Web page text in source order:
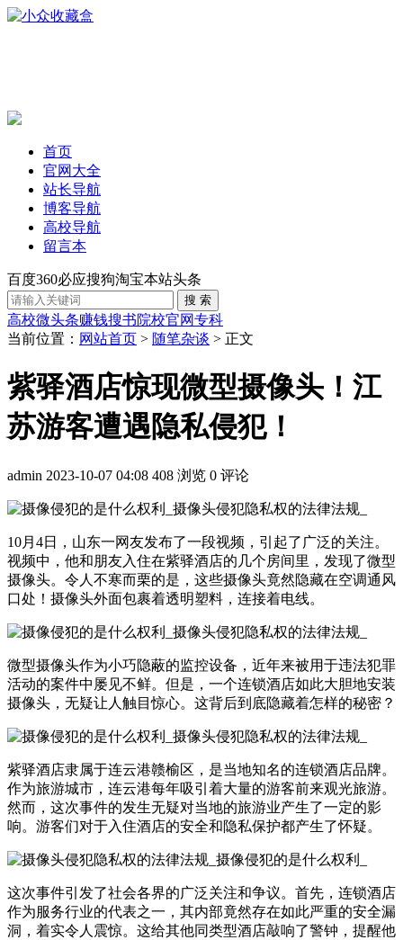
首页
官网大全
站长导航
博客导航
高校导航
留言本
百度360必应搜狗淘宝本站头条
高校微头条赚钱搜书院校官网专科
当前位置： 网站首页 > 随笔杂谈 > 正文
紫驿酒店惊现微型摄像头！江
苏游客遭遇隐私侵犯！
admin 2023-10-07 04:08 408 浏览 0 评论
10月4日，山东一网友发布了一段视频，引起了广泛的关注。
视频中，他和朋友入住在紫驿酒店的几个房间里，发现了微型
摄像头。令人不寒而栗的是，这些摄像头竟然隐藏在空调通风
口处！摄像头外面包裹着透明塑料，连接着电线。
微型摄像头作为小巧隐蔽的监控设备，近年来被用于违法犯罪
活动的案件中屡见不鲜。但是，一个连锁酒店如此大胆地安装
摄像头，无疑让人触目惊心。这背后到底隐藏着怎样的秘密？
紫驿酒店隶属于连云港赣榆区，是当地知名的连锁酒店品牌。
作为旅游城市，连云港每年吸引着大量的游客前来观光旅游。
然而，这次事件的发生无疑对当地的旅游业产生了一定的影
响。游客们对于入住酒店的安全和隐私保护都产生了怀疑。
这次事件引发了社会各界的广泛关注和争议。首先，连锁酒店
作为服务行业的代表之一，其内部竟然存在如此严重的安全漏
洞，着实令人震惊。这给其他同类型酒店敲响了警钟，提醒他